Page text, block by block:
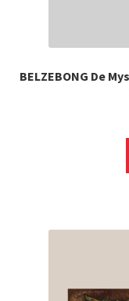
BELZEBONG De